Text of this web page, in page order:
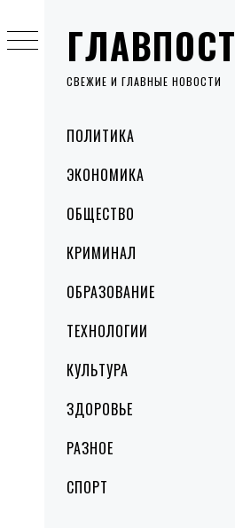
ГЛАВПОСТ
СВЕЖИЕ И ГЛАВНЫЕ НОВОСТИ
MenuПОЛИТИКА
ЭКОНОМИКА
ОБЩЕСТВО
КРИМИНАЛ
ОБРАЗОВАНИЕ
ТЕХНОЛОГИИ
КУЛЬТУРА
ЗДОРОВЬЕ
РАЗНОЕ
СПОРТ
to
content